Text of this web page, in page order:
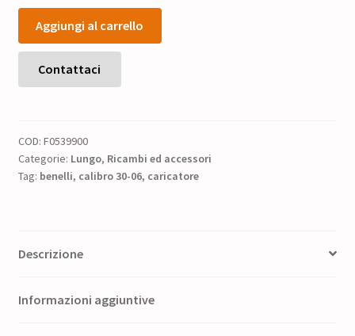
80,00 €.64,00 €.
Caricatore
prismatico
per
Benelli
Argo
06
Springfield
quantità
Aggiungi al carrello
Contattaci
COD: F0539900
Categorie: Lungo, Ricambi ed accessori
Tag: benelli, calibro 30-06, caricatore
Descrizione
Informazioni aggiuntive